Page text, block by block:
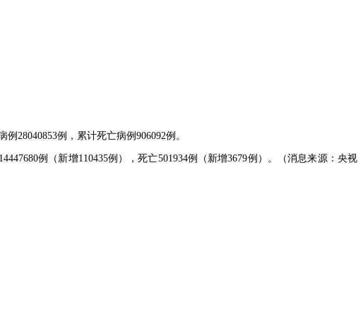
28040853例，累计死亡病例906092例。
例（新增110435例），死亡501934例（新增3679例）。（消息来源：央视